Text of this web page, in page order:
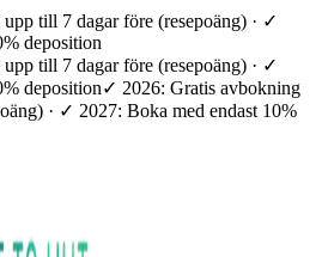
till 7 dagar före (resepoäng) · ✓
deposition
till 7 dagar före (resepoäng) · ✓
deposition✓ 2026: Gratis avbokning
· ✓ 2027: Boka med endast 10%